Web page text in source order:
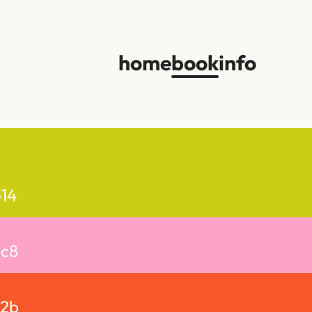
homebookinfo